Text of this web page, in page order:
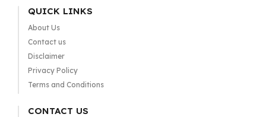
QUICK LINKS
About Us
Contact us
Disclaimer
Privacy Policy
Terms and Conditions
CONTACT US